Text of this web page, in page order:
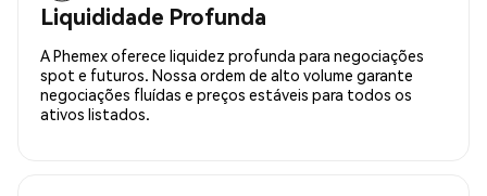
Liquididade Profunda
A Phemex oferece liquidez profunda para negociações
spot e futuros. Nossa ordem de alto volume garante
negociações fluídas e preços estáveis para todos os
ativos listados.